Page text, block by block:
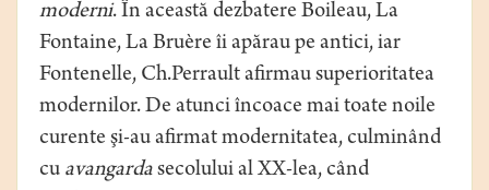
moderni. În această dezbatere Boileau, La
Fontaine, La Bruère îi apărau pe antici, iar
Fontenelle, Ch.Perrault afirmau superioritatea
modernilor. De atunci încoace mai toate noile
curente şi-au afirmat modernitatea, culminând
cu avangardasecolului al XX-lea, când